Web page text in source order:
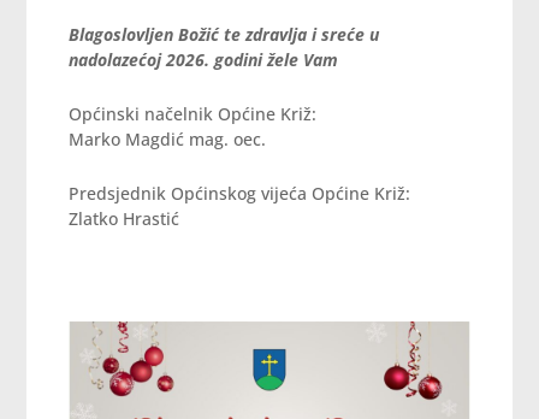
Blagoslovljen Božić te zdravlja i sreće u
nadolazećoj 2026. godini žele Vam
Općinski načelnik Općine Križ:
Marko Magdić mag. oec.
Predsjednik Općinskog vijeća Općine Križ:
Zlatko Hrastić